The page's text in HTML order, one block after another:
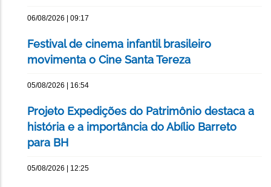
06/08/2026 | 09:17
Festival de cinema infantil brasileiro
movimenta o Cine Santa Tereza
05/08/2026 | 16:54
Projeto Expedições do Patrimônio destaca a
história e a importância do Abílio Barreto
para BH
05/08/2026 | 12:25